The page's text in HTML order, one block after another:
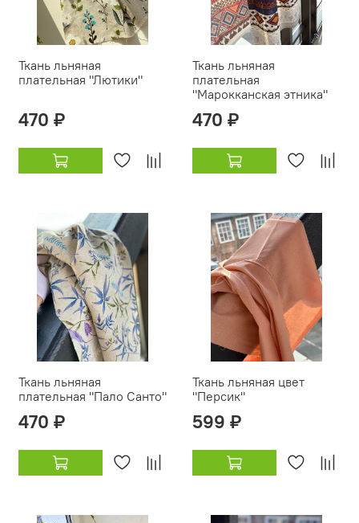
Ткань льняная
плательная "Лютики"
470 ₽
Ткань льняная
плательная
"Марокканская этника"
470 ₽
Ткань льняная
плательная "Пало Санто"
470 ₽
Ткань льняная цвет
"Персик"
599 ₽